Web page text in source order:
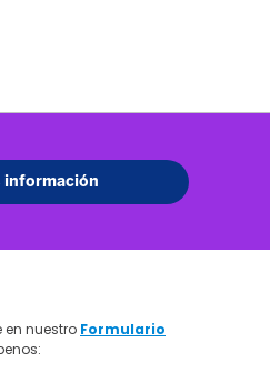
en nuestro Formulario